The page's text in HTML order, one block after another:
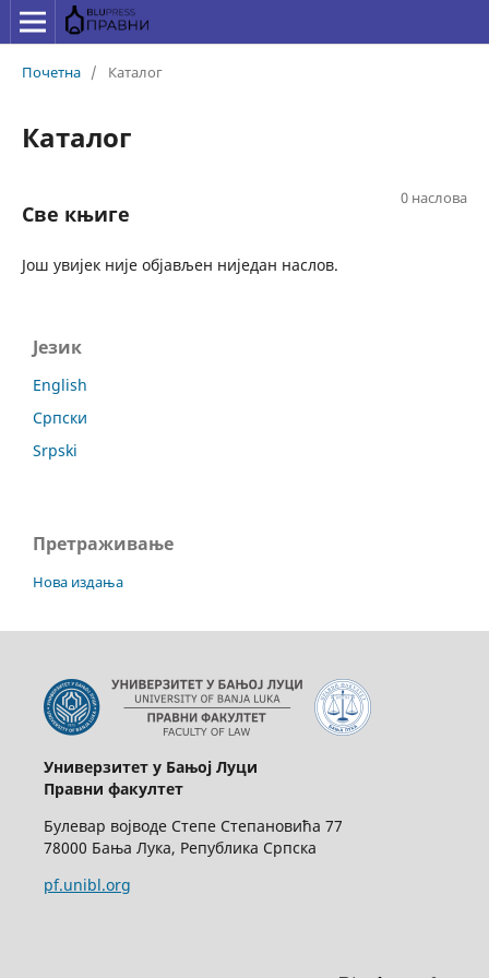
Почетна / Каталог
Каталог
0 наслова
Све књиге
Још увијек није објављен ниједан наслов.
Језик
English
Српски
Srpski
Претраживање
Нова издања
Универзитет у Бањој Луци
Правни факултет
Булевар војводе Степе Степановића 77
78000 Бања Лука, Република Српска
pf.unibl.org